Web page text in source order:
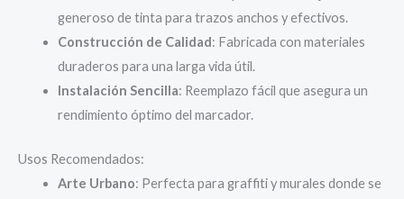
generoso de tinta para trazos anchos y efectivos.
Construcción de Calidad: Fabricada con materiales
duraderos para una larga vida útil.
Instalación Sencilla: Reemplazo fácil que asegura un
rendimiento óptimo del marcador.
Usos Recomendados:
Arte Urbano: Perfecta para graffiti y murales donde se